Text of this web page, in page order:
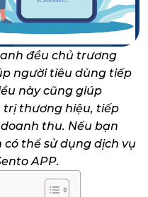
đều chủ trương
người tiêu dùng tiếp
này cũng giúp
trị thương hiệu, tiếp
thu. Nếu bạn
thể sử dụng dịch vụ
APP.